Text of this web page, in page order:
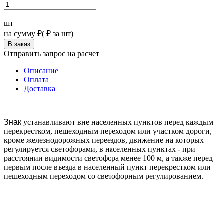
+
шт
на сумму ₽( ₽ за шт)
Отправить запрос на расчет
Описание
Оплата
Доставка
Знак устанавливают вне населенных пунктов перед каждым
перекрестком, пешеходным переходом или участком дороги,
кроме железнодорожных переездов, движение на которых
регулируется светофорами, в населенных пунктах - при
расстоянии видимости светофора менее 100 м, а также перед
первым после въезда в населенный пункт перекрестком или
пешеходным переходом со светофорным регулированием.